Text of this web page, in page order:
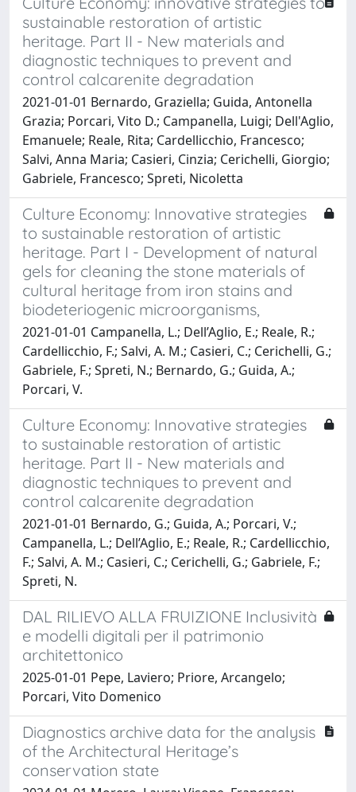
sustainable restoration of artistic
heritage. Part II - New materials and
diagnostic techniques to prevent and
control calcarenite degradation
2021-01-01 Bernardo, Graziella; Guida, Antonella
Grazia; Porcari, Vito D.; Campanella, Luigi; Dell'Aglio,
Emanuele; Reale, Rita; Cardellicchio, Francesco;
Salvi, Anna Maria; Casieri, Cinzia; Cerichelli, Giorgio;
Gabriele, Francesco; Spreti, Nicoletta
Culture Economy: Innovative strategies
to sustainable restoration of artistic
heritage. Part I - Development of natural
gels for cleaning the stone materials of
cultural heritage from iron stains and
biodeteriogenic microorganisms,
2021-01-01 Campanella, L.; Dell’Aglio, E.; Reale, R.;
Cardellicchio, F.; Salvi, A. M.; Casieri, C.; Cerichelli, G.;
Gabriele, F.; Spreti, N.; Bernardo, G.; Guida, A.;
Porcari, V.
Culture Economy: Innovative strategies
to sustainable restoration of artistic
heritage. Part II - New materials and
diagnostic techniques to prevent and
control calcarenite degradation
2021-01-01 Bernardo, G.; Guida, A.; Porcari, V.;
Campanella, L.; Dell’Aglio, E.; Reale, R.; Cardellicchio,
F.; Salvi, A. M.; Casieri, C.; Cerichelli, G.; Gabriele, F.;
Spreti, N.
DAL RILIEVO ALLA FRUIZIONE Inclusività
e modelli digitali per il patrimonio
architettonico
2025-01-01 Pepe, Laviero; Priore, Arcangelo;
Porcari, Vito Domenico
Diagnostics archive data for the analysis
of the Architectural Heritage’s
conservation state